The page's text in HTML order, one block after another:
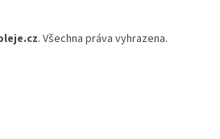
. Všechna práva vyhrazena.